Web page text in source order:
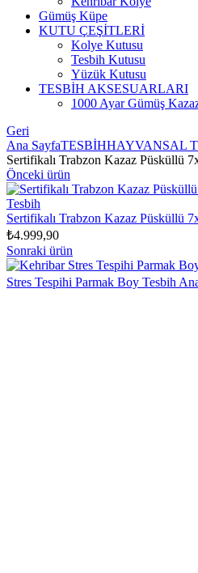
Gümüş Küpe
KUTU ÇEŞİTLERİ
Kolye Kutusu
Tesbih Kutusu
Yüzük Kutusu
TESBİH AKSESUARLARI
1000 Ayar Gümüş
Geri
Ana SayfaTESBİHHAYVANSAL
Sertifikalı Trabzon Kazaz Püsküllü
Önceki ürün
Sertifikalı Trabzon Kazaz Püsküllü
₺4.999,90
Sonraki ürün
Stres Tespihi Parmak Boy Tesbih